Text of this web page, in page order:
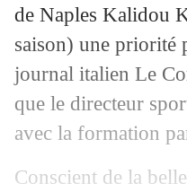
de Naples Kalidou
saison) une priorité
journal italien Le
que le directeur
avec la formation
Conscient de la
15/05 Nantes:
15/05 ASSE : ça
15/05 Ajax:
Montpellier